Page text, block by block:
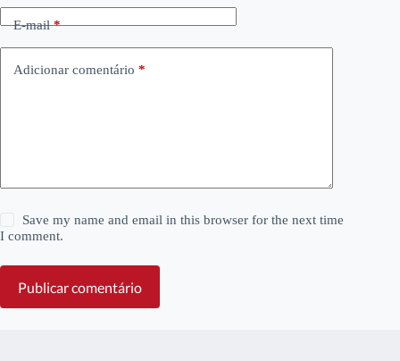
E-mail*
Adicionar comentário *
Save my name and email in this browser for the next time
I comment.
Publicar comentário